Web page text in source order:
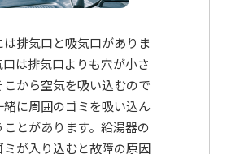
排気口と吸気口がありま
口は排気口よりも穴が小さ
こから空気を吸い込むので
緒に周囲のゴミを吸い込ん
ことがあります。給湯器の
ミが入り込むと故障の原因